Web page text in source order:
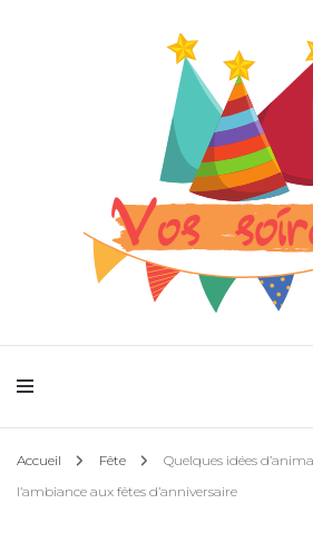
Vos
Pour que la fête devienne plus folle
Accueil Fête
Quelques idées
l’ambiance aux fêtes d’anniversaire